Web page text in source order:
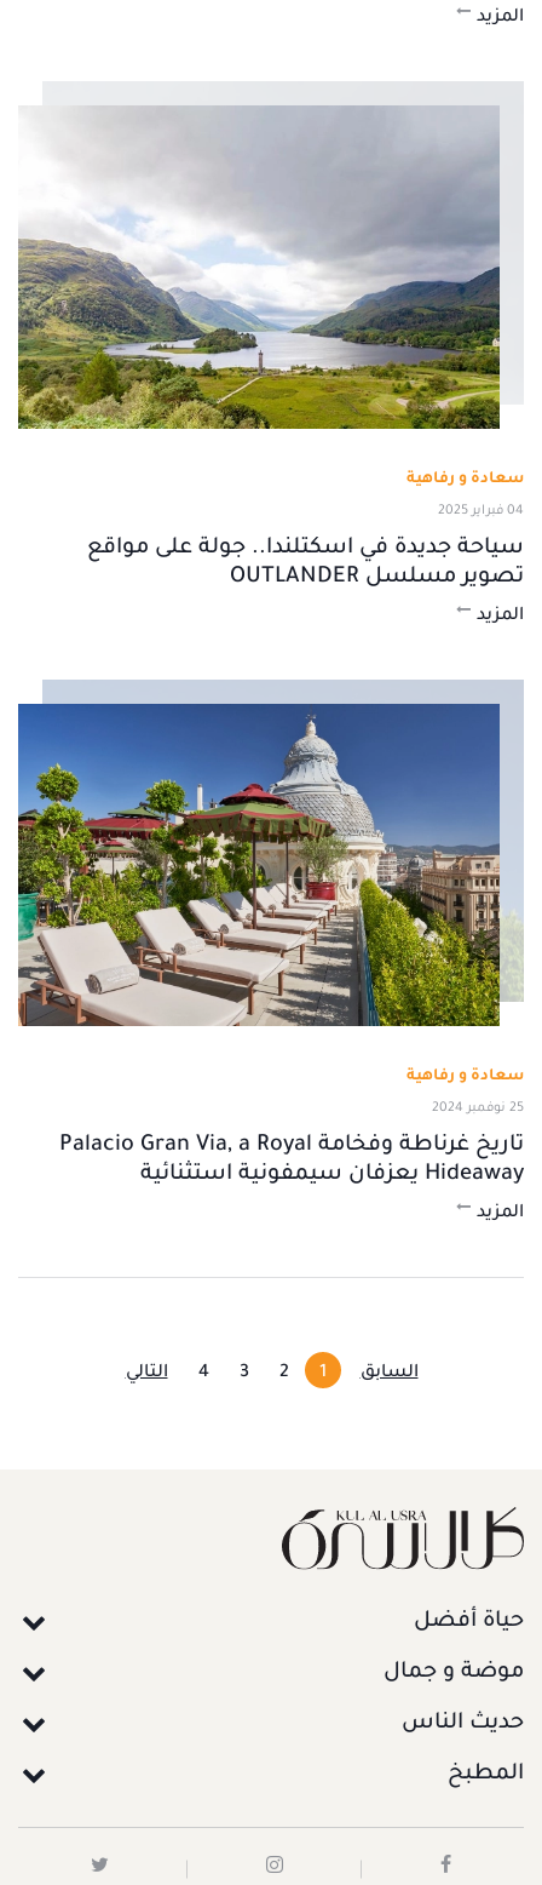
المزيد
سعادة و رفاهية
04 فبراير 2025
سياحة جديدة في اسكتلندا.. جولة على مواقع
تصوير مسلسل OUTLANDER
المزيد
سعادة و رفاهية
25 نوفمبر 2024
تاريخ غرناطة وفخامة Palacio Gran Via, a Royal
Hideaway يعزفان سيمفونية استثنائية
المزيد
السابق 1
2
3
4 التالي
حياة أفضل
موضة و جمال
حديث الناس
المطبخ